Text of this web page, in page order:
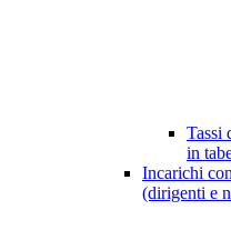
Tassi
in
Incarichi
(dirigenti e